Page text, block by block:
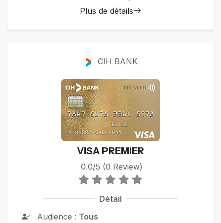
Plus de détails
CIH BANK
VISA PREMIER
0.0/5 (0 Review)
Détail
Audience : Tous